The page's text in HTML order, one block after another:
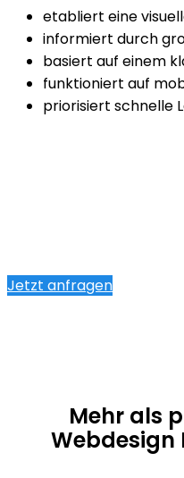
etabliert eine
informiert durch
basiert auf einem
funktioniert auf
priorisiert schnelle
Jetzt anfragen
Mehr als
Webdesign